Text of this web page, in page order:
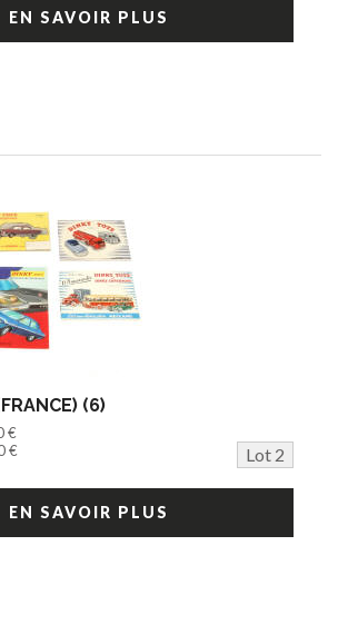
EN SAVOIR PLUS
(6)
€
€
Lot 2
EN SAVOIR PLUS